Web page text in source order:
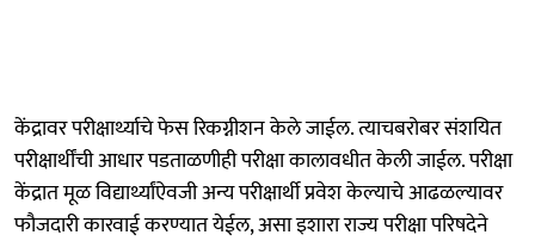
केंद्रावर परीक्षार्थ्याचे फेस रिकग्नीशन केले जाईल. त्याचबरोबर संशयित
परीक्षार्थींची आधार पडताळणीही परीक्षा कालावधीत केली जाईल. परीक्षा
केंद्रात मूळ विद्यार्थ्यांऐवजी अन्य परीक्षार्थी प्रवेश केल्याचे आढळल्यावर
फौजदारी कारवाई करण्यात येईल, असा इशारा राज्य परीक्षा परिषदेने